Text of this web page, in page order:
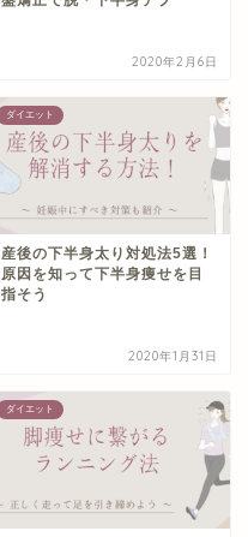
2020年2月6日
ダイエット
産後の下半身太り対処法5選！
原因を知って下半身痩せを目
指そう
2020年1月31日
ダイエット